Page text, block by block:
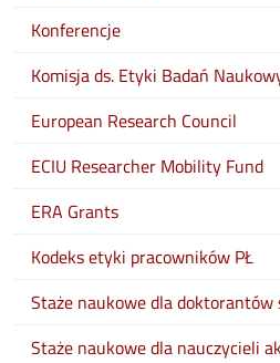
Konferencje
Komisja ds. Etyki Badań
European Research Council
ECIU Researcher Mobility Fund
ERA Grants
Kodeks etyki pracowników PŁ
Staże naukowe dla doktorantów
Staże naukowe dla nauczycieli